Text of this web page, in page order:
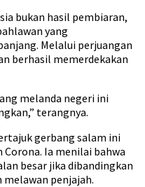
bukan hasil pembiaran,
yang
Melalui perjuangan
berhasil memerdekakan
melanda negeri ini
terangnya.
gerbang salam ini
Ia menilai bahwa
besar jika dibandingkan
melawan penjajah.